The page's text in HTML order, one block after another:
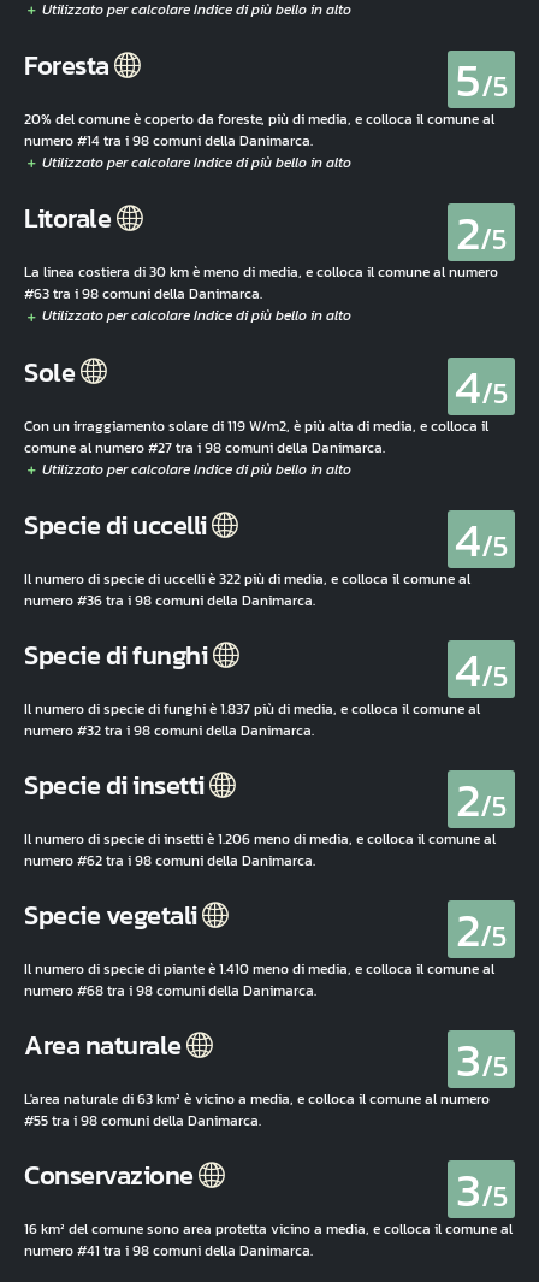
Foresta 5/5
20% del comune è coperto da foreste, più di media, e colloca il comune al
numero #14 tra i 98 comuni della Danimarca.
Litorale 2/5
La linea costiera di 30 km è meno di media, e colloca il comune al numero
#63 tra i 98 comuni della Danimarca.
Sole 4/5
Con un irraggiamento solare di 119 W/m2, è più alta di media, e colloca il
comune al numero #27 tra i 98 comuni della Danimarca.
Specie di uccelli 4/5
Il numero di specie di uccelli è 322 più di media, e colloca il comune al
numero #36 tra i 98 comuni della Danimarca.
Specie di funghi 4/5
Il numero di specie di funghi è 1.837 più di media, e colloca il comune al
numero #32 tra i 98 comuni della Danimarca.
Specie di insetti 2/5
Il numero di specie di insetti è 1.206 meno di media, e colloca il comune al
numero #62 tra i 98 comuni della Danimarca.
Specie vegetali 2/5
Il numero di specie di piante è 1.410 meno di media, e colloca il comune al
numero #68 tra i 98 comuni della Danimarca.
Area naturale 3/5
L'area naturale di 63 km² è vicino a media, e colloca il comune al numero
#55 tra i 98 comuni della Danimarca.
Conservazione 3/5
16 km² del comune sono area protetta vicino a media, e colloca il comune al
numero #41 tra i 98 comuni della Danimarca.